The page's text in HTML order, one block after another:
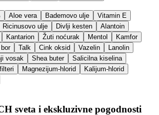
Aloe vera Bademovo ulje
Vitamin E
Ricinusovo ulje Divlji kesten
Alantoin
Kantarion Žuti noćurak Mentol
Kamfor
Talk Cink oksid Vazelin
Lanolin
vosak Shea buter
Salicilna kiselina
Magnezijum-hlorid
Kalijum-hlorid
sveta i ekskluzivne pogodnosti